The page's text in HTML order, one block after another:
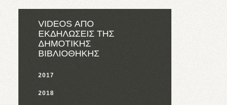
VIDEOS ΑΠΟ
ΕΚΔΗΛΩΣΕΙΣ ΤΗΣ
ΔΗΜΟΤΙΚΗΣ
ΒΙΒΛΙΟΘΗΚΗΣ
2017
2018